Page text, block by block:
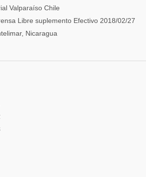
Valparaíso Chile
Libre suplemento Efectivo 2018/02/27
Nicaragua